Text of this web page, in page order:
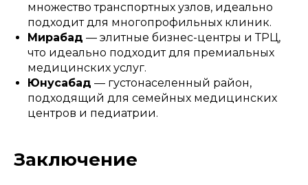
множество транспортных узлов, идеально
подходит для многопрофильных клиник.
Мирабад — элитные бизнес-центры и ТРЦ,
что идеально подходит для премиальных
медицинских услуг.
Юнусабад — густонаселенный район,
подходящий для семейных медицинских
центров и педиатрии.
Заключение